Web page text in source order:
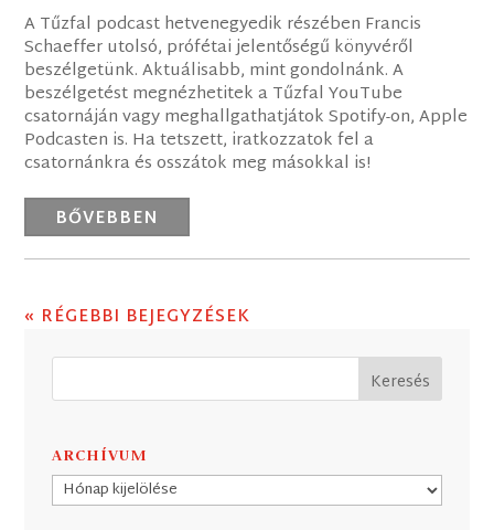
A Tűzfal podcast hetvenegyedik részében Francis
Schaeffer utolsó, prófétai jelentőségű könyvéről
beszélgetünk. Aktuálisabb, mint gondolnánk. A
beszélgetést megnézhetitek a Tűzfal YouTube
csatornáján vagy meghallgathatjátok Spotify-on, Apple
Podcasten is. Ha tetszett, iratkozzatok fel a
csatornánkra és osszátok meg másokkal is!
BŐVEBBEN
« RÉGEBBI BEJEGYZÉSEK
ARCHÍVUM
Archívum